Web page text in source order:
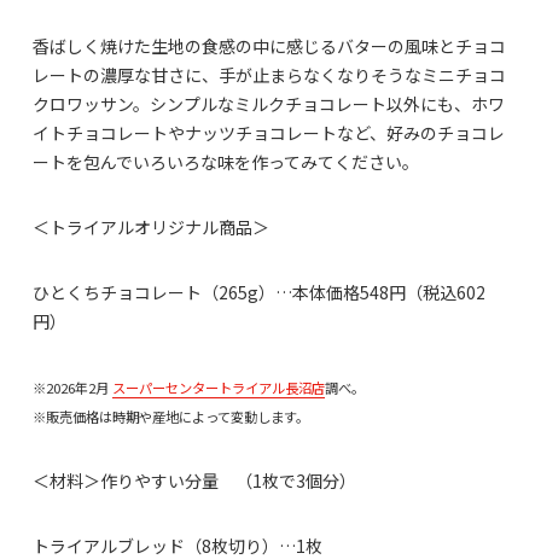
香ばしく焼けた生地の食感の中に感じるバターの風味とチョコ
レートの濃厚な甘さに、手が止まらなくなりそうなミニチョコ
クロワッサン。シンプルなミルクチョコレート以外にも、ホワ
イトチョコレートやナッツチョコレートなど、好みのチョコレ
ートを包んでいろいろな味を作ってみてください。
＜トライアルオリジナル商品＞
ひとくちチョコレート（265g）…本体価格548円（税込602
円）
※2026年2月 スーパーセンタートライアル長沼店調べ。
※販売価格は時期や産地によって変動します。
＜材料＞作りやすい分量 （1枚で3個分）
トライアルブレッド（8枚切り）…1枚